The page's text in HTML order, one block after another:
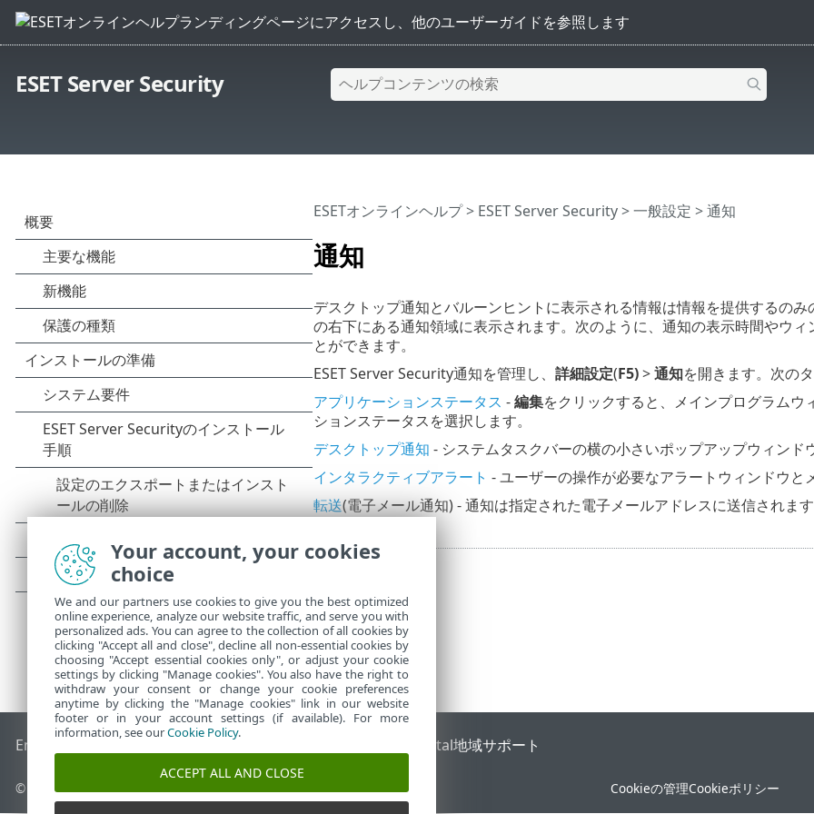
ESET Server Security
通知
ESETオンラインヘルプ> ESET Server Security>一般設定 > 通知
デスクトップ通知とバルーンヒントに表示される情報は情報を提供するの
の右下にある通知領域に表示されます。次のように、通知の表示時間やウ
とができます。
ESET Server Security通知を管理し、 詳細設定(F5)>通知を開きます。次の
アプリケーションステータス -編集をクリックすると、メインプログラムウ
ションステータスを選択します。
デスクトップ通知 - システムタスクバーの横の小さいポップアップウィンドウ
インタラクティブアラート - ユーザーの操作が必要なアラートウィンドウと
転送(電子メール通知) - 通知は指定された電子メールアドレスに送信されます
End of Life ESETナレッジベース ESETフォーラム ESET Status Portal地域サポート
© 1992-2026ESET, spol. s r.o. - All rights reserved. Cookieの管理Cookieポリシー
Your account, your cookies
choice
We and our partners use cookies to give you the best optimized
online experience, analyze our website traffic, and serve you with
personalized ads. You can agree to the collection of all cookies by
clicking "Accept all and close", decline all non-essential cookies by
choosing "Accept essential cookies only", or adjust your cookie
settings by clicking "Manage cookies". You also have the right to
withdraw your consent or change your cookie preferences
anytime by clicking the "Manage cookies" link in our website
footer or in your account settings (if available). For more
information, see ourCookie Policy.
ACCEPT ALL AND CLOSE